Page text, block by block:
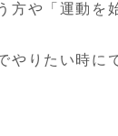
や「運動を
やりたい時に